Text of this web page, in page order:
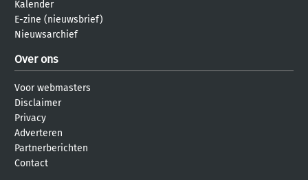
Kalender
E-zine (nieuwsbrief)
Nieuwsarchief
Over ons
Voor webmasters
Disclaimer
Privacy
Adverteren
Partnerberichten
Contact